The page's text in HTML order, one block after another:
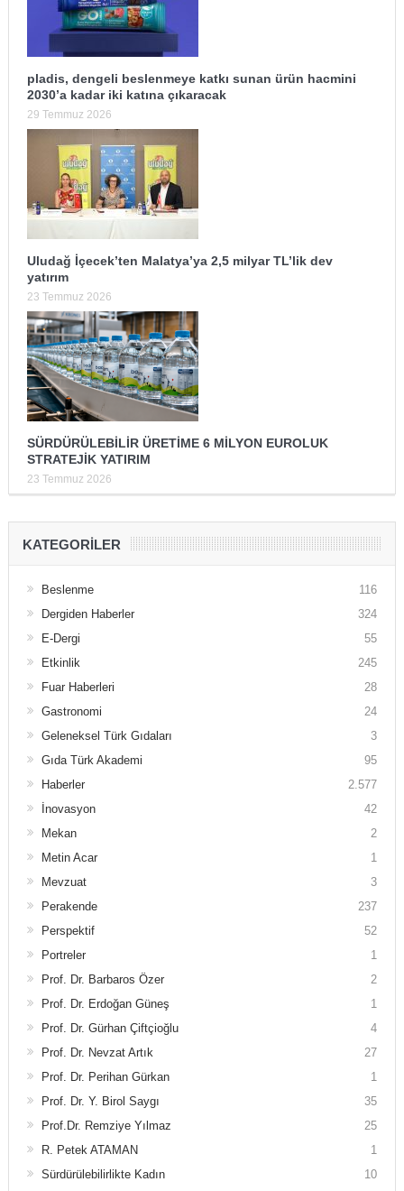
pladis, dengeli beslenmeye katkı sunan ürün hacmini
2030’a kadar iki katına çıkaracak
29 Temmuz 2026
Uludağ İçecek’ten Malatya’ya 2,5 milyar TL’lik dev
yatırım
23 Temmuz 2026
SÜRDÜRÜLEBİLİR ÜRETİME 6 MİLYON EUROLUK
STRATEJİK YATIRIM
23 Temmuz 2026
KATEGORILER
Beslenme
116
Dergiden Haberler
324
E-Dergi
55
Etkinlik
245
Fuar Haberleri
28
Gastronomi
24
Geleneksel Türk Gıdaları
3
Gıda Türk Akademi
95
Haberler
2.577
İnovasyon
42
Mekan
2
Metin Acar
1
Mevzuat
3
Perakende
237
Perspektif
52
Portreler
1
Prof. Dr. Barbaros Özer
2
Prof. Dr. Erdoğan Güneş
1
Prof. Dr. Gürhan Çiftçioğlu
4
Prof. Dr. Nevzat Artık
27
Prof. Dr. Perihan Gürkan
1
Prof. Dr. Y. Birol Saygı
35
Prof.Dr. Remziye Yılmaz
25
R. Petek ATAMAN
1
Sürdürülebilirlikte Kadın
10